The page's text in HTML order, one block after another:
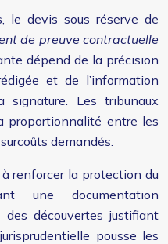
le devis sous réserve de
de preuve contractuelle
dépend de la précision
et de l’information
Les tribunaux
proportionnalité entre les
demandés.
renforcer la protection du
une documentation
découvertes justifiant
pousse les